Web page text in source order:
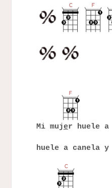
Mi mujer huele a
huele a canela